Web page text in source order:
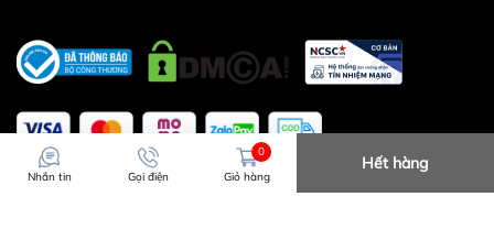
Nhắn tin Gọi điện
0
Giỏ hàng
Hết hàng